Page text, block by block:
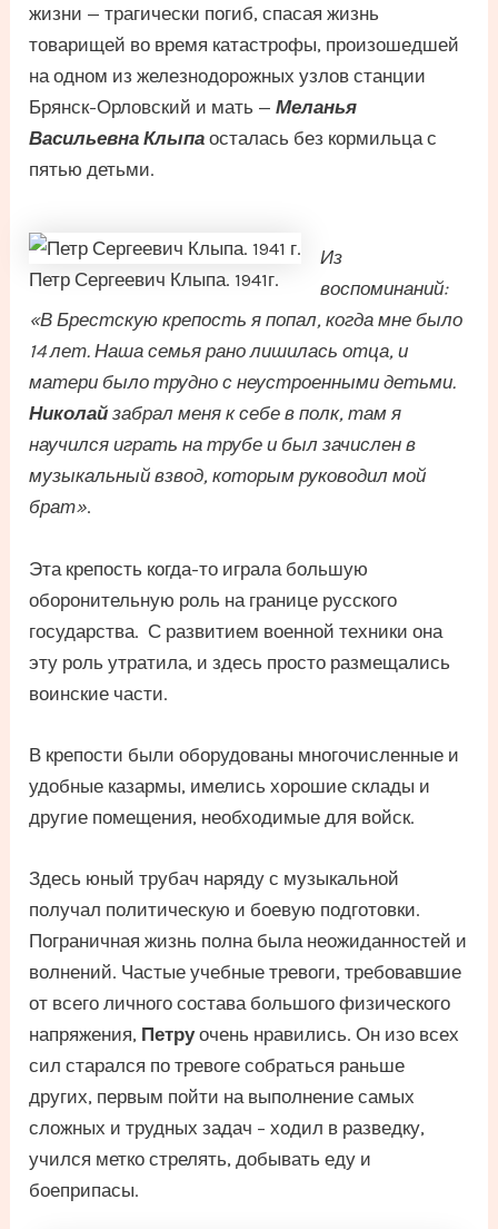
жизни — трагически погиб, спасая жизнь
товарищей во время катастрофы, произошедшей
на одном из железнодорожных узлов станции
Брянск-Орловский и мать —Меланья
Васильевна Клыпа осталась без кормильца с
пятью детьми.
Петр Сергеевич Клыпа. 1941г.
Из
воспоминаний:
«В Брестскую крепость я попал, когда мне было
14 лет. Наша семья рано лишилась отца, и
матери было трудно с неустроенными детьми.
Николай забрал меня к себе в полк, там я
научился играть на трубе и был зачислен в
музыкальный взвод, которым руководил мой
брат».
Эта крепость когда-то играла большую
оборонительную роль на границе русского
государства. С развитием военной техники она
эту роль утратила, и здесь просто размещались
воинские части.
В крепости были оборудованы многочисленные и
удобные казармы, имелись хорошие склады и
другие помещения, необходимые для войск.
Здесь юный трубач наряду с музыкальной
получал политическую и боевую подготовки.
Пограничная жизнь полна была неожиданностей и
волнений. Частые учебные тревоги, требовавшие
от всего личного состава большого физического
напряжения, Петруочень нравились. Он изо всех
сил старался по тревоге собраться раньше
других, первым пойти на выполнение самых
сложных и трудных задач – ходил в разведку,
учился метко стрелять, добывать еду и
боеприпасы.